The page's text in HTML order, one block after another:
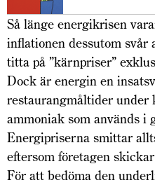
Så länge energikrisen
inflationen dessutom
titta på ”kärnpriser”
Dock är energin en
restaurangmåltider
ammoniak som används i
Energipriserna smittar
eftersom företagen
För att bedöma den